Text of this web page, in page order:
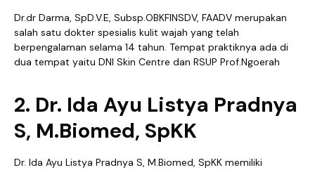
Dr.dr Darma, SpD.V.E, Subsp.OBKFINSDV, FAADV merupakan
salah satu dokter spesialis kulit wajah yang telah
berpengalaman selama 14 tahun. Tempat praktiknya ada di
dua tempat yaitu DNI Skin Centre dan RSUP Prof.Ngoerah
2. Dr. Ida Ayu Listya Pradnya
S, M.Biomed, SpKK
Dr. Ida Ayu Listya Pradnya S, M.Biomed, SpKK memiliki